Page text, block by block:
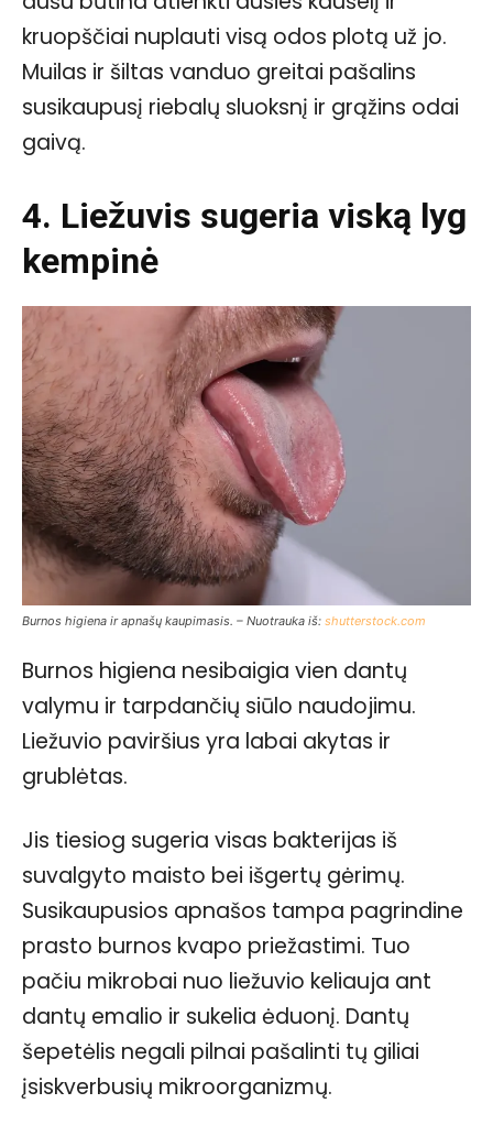
kruopščiai nuplauti visą odos plotą už jo.
Muilas ir šiltas vanduo greitai pašalins
susikaupusį riebalų sluoksnį ir grąžins odai
gaivą.
4. Liežuvis sugeria viską lyg
kempinė
Burnos higiena ir apnašų kaupimasis. – Nuotrauka iš: shutterstock.com
Burnos higiena nesibaigia vien dantų
valymu ir tarpdančių siūlo naudojimu.
Liežuvio paviršius yra labai akytas ir
grublėtas.
Jis tiesiog sugeria visas bakterijas iš
suvalgyto maisto bei išgertų gėrimų.
Susikaupusios apnašos tampa pagrindine
prasto burnos kvapo priežastimi. Tuo
pačiu mikrobai nuo liežuvio keliauja ant
dantų emalio ir sukelia ėduonį. Dantų
šepetėlis negali pilnai pašalinti tų giliai
įsiskverbusių mikroorganizmų.